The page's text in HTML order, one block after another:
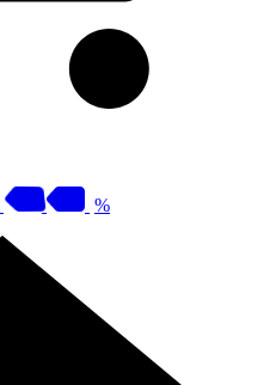
%